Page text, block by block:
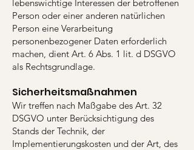
lebenswichtige Interessen der betroffenen
Person oder einer anderen natürlichen
Person eine Verarbeitung
personenbezogener Daten erforderlich
machen, dient Art. 6 Abs. 1 lit. d DSGVO
als Rechtsgrundlage.
Sicherheitsmaßnahmen
Wir treffen nach Maßgabe des Art. 32
DSGVO unter Berücksichtigung des
Stands der Technik, der
Implementierungskosten und der Art, des